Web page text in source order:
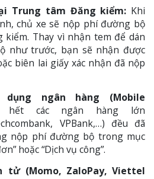
Trung tâm Đăng kiểm: Khi
chủ xe sẽ nộp phí đường bộ
kiểm. Thay vì nhận tem để dán
như trước, bạn sẽ nhận được
biên lai giấy xác nhận đã nộp
ngân hàng (Mobile
hết các ngân hàng lớn
VPBank,…) đều đã
nộp phí đường bộ trong mục
hoặc “Dịch vụ công”.
tử (Momo, ZaloPay, Viettel